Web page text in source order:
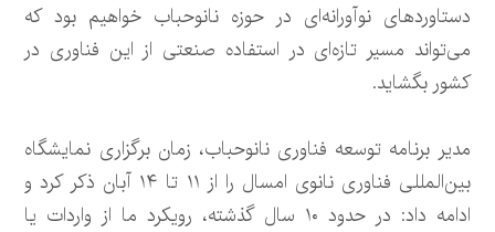
دستاوردهای نوآورانه‌ای در حوزه نانوحباب خواهیم بود که
می‌تواند مسیر تازه‌ای در استفاده صنعتی از این فناوری در
کشور بگشاید.
مدیر برنامه توسعه فناوری نانوحباب، زمان برگزاری نمایشگاه
بین‌المللی فناوری نانوی امسال را از ۱۱ تا ۱۴ آبان‌ ذکر کرد و
ادامه داد: در حدود ۱۰ سال گذشته، رویکرد ما از واردات یا